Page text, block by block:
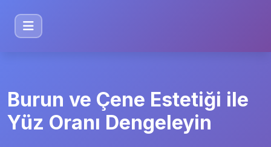
Burun ve Çene Estetiği ile
Yüz Oranı Dengeleyin